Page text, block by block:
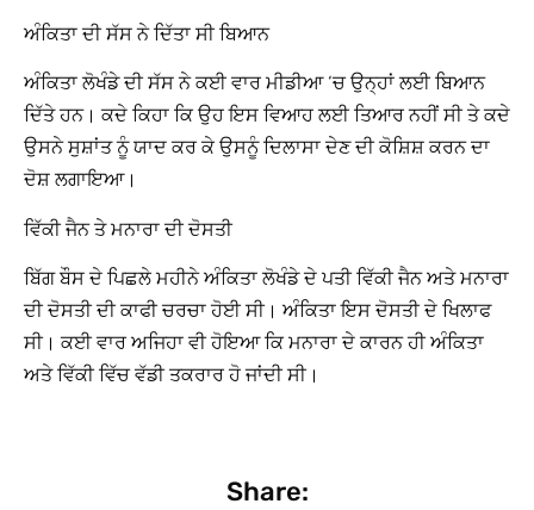
ਅੰਕਿਤਾ ਦੀ ਸੱਸ ਨੇ ਦਿੱਤਾ ਸੀ ਬਿਆਨ
ਅੰਕਿਤਾ ਲੋਖੰਡੇ ਦੀ ਸੱਸ ਨੇ ਕਈ ਵਾਰ ਮੀਡੀਆ ‘ਚ ਉਨ੍ਹਾਂ ਲਈ ਬਿਆਨ
ਦਿੱਤੇ ਹਨ। ਕਦੇ ਕਿਹਾ ਕਿ ਉਹ ਇਸ ਵਿਆਹ ਲਈ ਤਿਆਰ ਨਹੀਂ ਸੀ ਤੇ ਕਦੇ
ਉਸਨੇ ਸੁਸ਼ਾਂਤ ਨੂੰ ਯਾਦ ਕਰ ਕੇ ਉਸਨੂੰ ਦਿਲਾਸਾ ਦੇਣ ਦੀ ਕੋਸ਼ਿਸ਼ ਕਰਨ ਦਾ
ਦੋਸ਼ ਲਗਾਇਆ।
ਵਿੱਕੀ ਜੈਨ ਤੇ ਮਨਾਰਾ ਦੀ ਦੋਸਤੀ
ਬਿੱਗ ਬੌਸ ਦੇ ਪਿਛਲੇ ਮਹੀਨੇ ਅੰਕਿਤਾ ਲੋਖੰਡੇ ਦੇ ਪਤੀ ਵਿੱਕੀ ਜੈਨ ਅਤੇ ਮਨਾਰਾ
ਦੀ ਦੋਸਤੀ ਦੀ ਕਾਫੀ ਚਰਚਾ ਹੋਈ ਸੀ। ਅੰਕਿਤਾ ਇਸ ਦੋਸਤੀ ਦੇ ਖਿਲਾਫ
ਸੀ। ਕਈ ਵਾਰ ਅਜਿਹਾ ਵੀ ਹੋਇਆ ਕਿ ਮਨਾਰਾ ਦੇ ਕਾਰਨ ਹੀ ਅੰਕਿਤਾ
ਅਤੇ ਵਿੱਕੀ ਵਿੱਚ ਵੱਡੀ ਤਕਰਾਰ ਹੋ ਜਾਂਦੀ ਸੀ।
Share: